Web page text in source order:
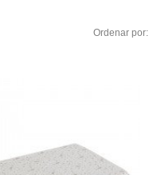
Ordenar por: